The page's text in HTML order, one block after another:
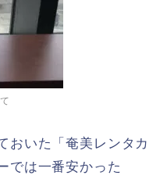
おいた「奄美レンタカ
では一番安かった